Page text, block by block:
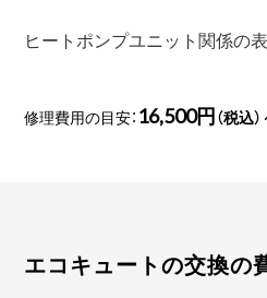
ヒートポンプユニット関係の
修理費用の目安： 16,500円（税込）
エコキュートの交換の